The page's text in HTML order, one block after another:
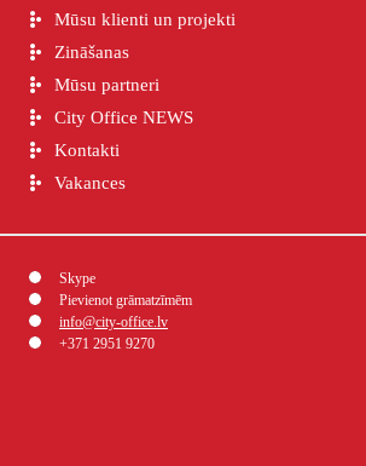
Mūsu klienti un projekti
Zināšanas
Mūsu partneri
City Office NEWS
Kontakti
Vakances
Skype
Pievienot grāmatzīmēm
info@city-office.lv
+371 2951 9270